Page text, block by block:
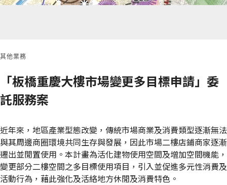
其他業務
「板橋重慶大樓市場變更多目標申請」委
託服務案
近年來，地區產業型態改變，傳統市場商業及消費類型逐漸無法
與其周邊商圈環境共同生存與發展，因此市場二樓店鋪商家逐漸
遷出並閒置使用。本計畫為活化建物使用空間及增加空間機能，
變更部分二樓空間之多目標使用項目，引入並促進多元性消費及
活動行為，藉此強化及活絡地方休閒及消費特色。